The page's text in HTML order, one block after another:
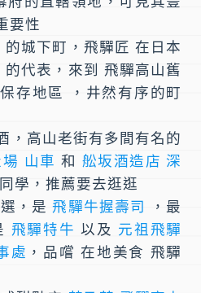
要性
城下町，飛驒匠 在日本
代表，來到 飛驒高山舊
存地區
，井然有序的町
， 高山老街有多間有名的
山車 和 舩坂酒造店 深
學，推薦要去逛逛
，是飛驒牛握壽司
，最
飛驒特牛 以及 元祖飛驒
處 ，品嚐 在地美食 飛驒